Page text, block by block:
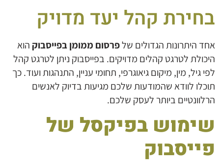
בחירת קהל יעד מדויק
אחד היתרונות הגדולים שלפרסום ממומן בפייסבוקהוא
היכולת לטרגט קהלים מדויקים. בפייסבוק ניתן לטרגט קהל
לפי גיל, מין, מיקום גיאוגרפי, תחומי עניין, התנהגות ועוד. כך
תוכלו לוודא שהמודעות שלכם מגיעות בדיוק לאנשים
הרלוונטיים ביותר לעסק שלכם.
שימוש בפיקסל של
פייסבוק